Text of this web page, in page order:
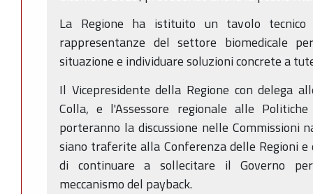
La Regione ha istituito un tavolo
rappresentanze del settore biomedicale
situazione e individuare soluzioni concrete a
Il Vicepresidente della Regione con delega
Colla, e l'Assessore regionale alle
porteranno la discussione nelle Commissioni
siano traferite alla Conferenza delle Regioni
di continuare a sollecitare il Governo per
meccanismo del payback.